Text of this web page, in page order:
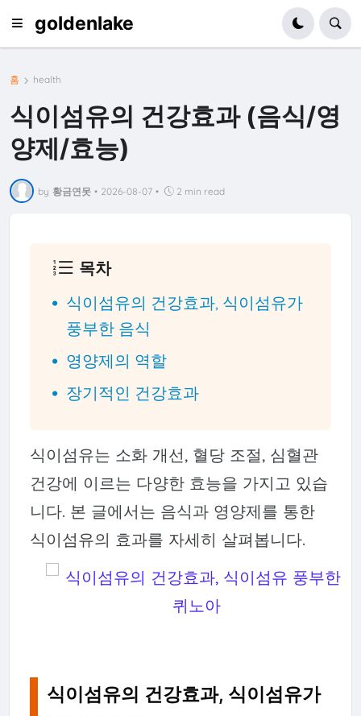
goldenlake
홈 health
식이섬유의 건강효과 (음식/영
양제/효능)
by 황금연못 • 2026-08-07 • 2 min read
목차
식이섬유의 건강효과, 식이섬유가
풍부한 음식
영양제의 역할
장기적인 건강효과
식이섬유는 소화 개선, 혈당 조절, 심혈관
건강에 이르는 다양한 효능을 가지고 있습
니다. 본 글에서는 음식과 영양제를 통한
식이섬유의 효과를 자세히 살펴봅니다.
식이섬유의 건강효과, 식이섬유가